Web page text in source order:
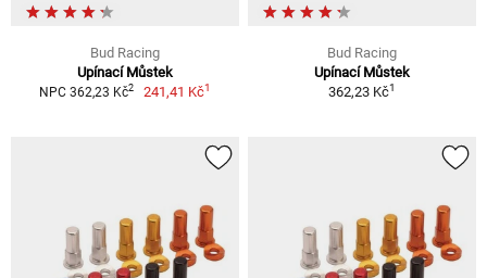
Bud Racing
Upínací Můstek
NPC 362,23 Kč2 241,41 Kč1
Bud Racing
Upínací Můstek
362,23 Kč1